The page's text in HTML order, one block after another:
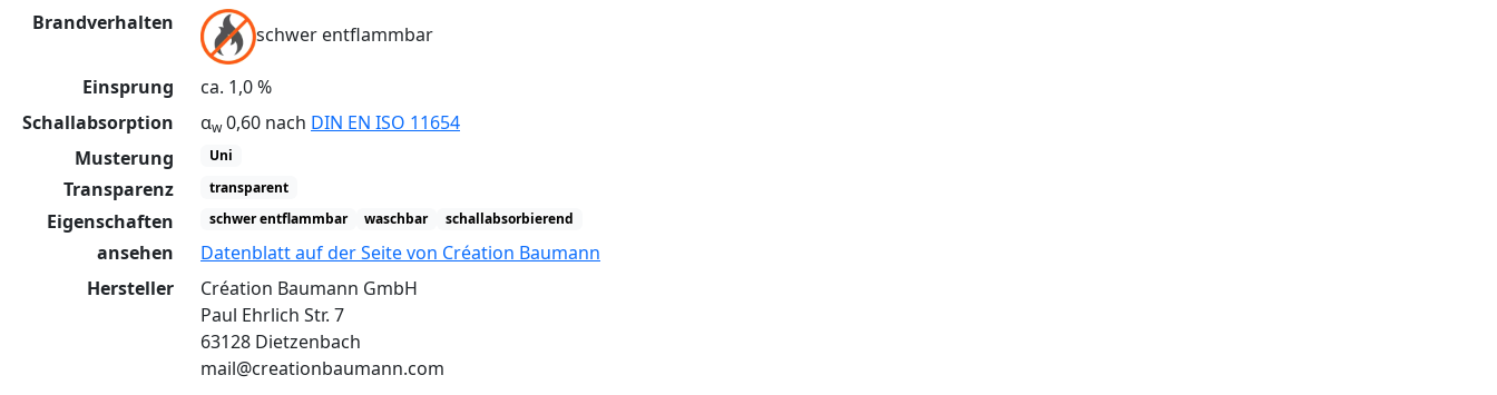
Brandverhalten
schwer entflammbar
Einsprung
ca. 1,0 %
Schallabsorption
αw0,60 nach DIN EN ISO 11654
Musterung
Uni
Transparenz transparent
Eigenschaften schwer entflammbar waschbar schallabsorbierend
ansehen
Datenblatt auf der Seite von Création Baumann
Hersteller
Création Baumann GmbH
Paul Ehrlich Str. 7
63128 Dietzenbach
mail@creationbaumann.com